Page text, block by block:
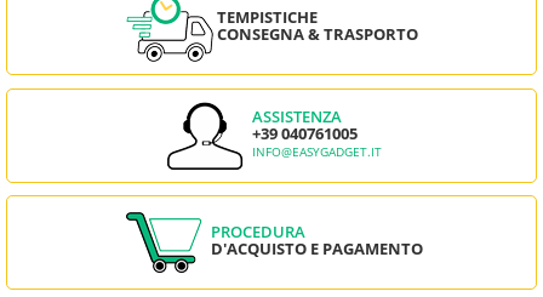
TEMPISTICHE
CONSEGNA & TRASPORTO
ASSISTENZA
+39 040761005
INFO@EASYGADGET.IT
PROCEDURA
D'ACQUISTO E PAGAMENTO